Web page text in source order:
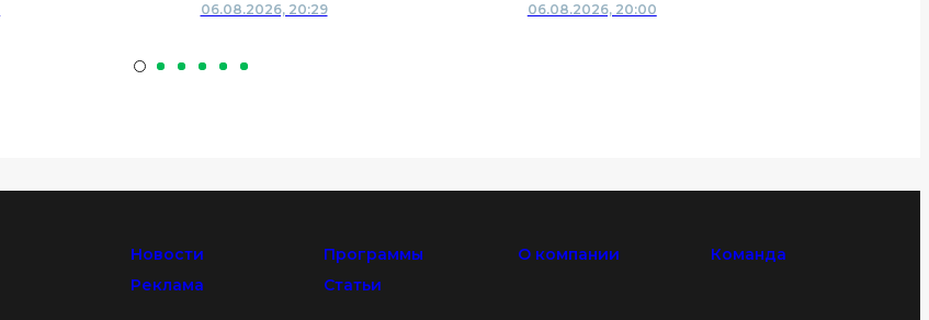
06.08.2026, 20:29 06.08.2026, 20:00
Новости Программы О компании
Команда
Реклама
Статьи